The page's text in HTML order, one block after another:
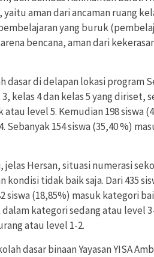
aman dari ancaman ruang
yang buruk
bencana, aman dari
dasar di delapan lokasi program
kelas 4 dan kelas 5 yang diriset,
level 5. Kemudian 198 siswa
154 siswa (35,40 %)
Hersan, situasi numerasi
tidak baik saja. Dari 435
siswa (18,85%) masuk kategori
dalam kategori sedang atau level
atau level 1-2.
dasar binaan Yayasan YISA